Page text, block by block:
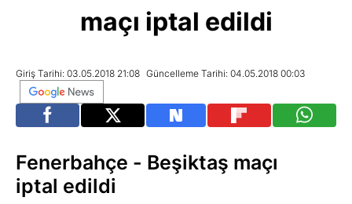
maçı iptal edildi
Giriş Tarihi: 03.05.2018 21:08 Güncelleme Tarihi: 04.05.2018 00:03
Fenerbahçe - Beşiktaş maçı
iptal edildi